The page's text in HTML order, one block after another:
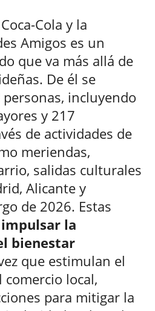
Cola y la
Amigos es un
que va más allá de
De él se
incluyendo
y 217
de actividades de
meriendas,
salidas culturales
Alicante y
de 2026. Estas
impulsar la
bienestar
que estimulan el
local,
para mitigar la